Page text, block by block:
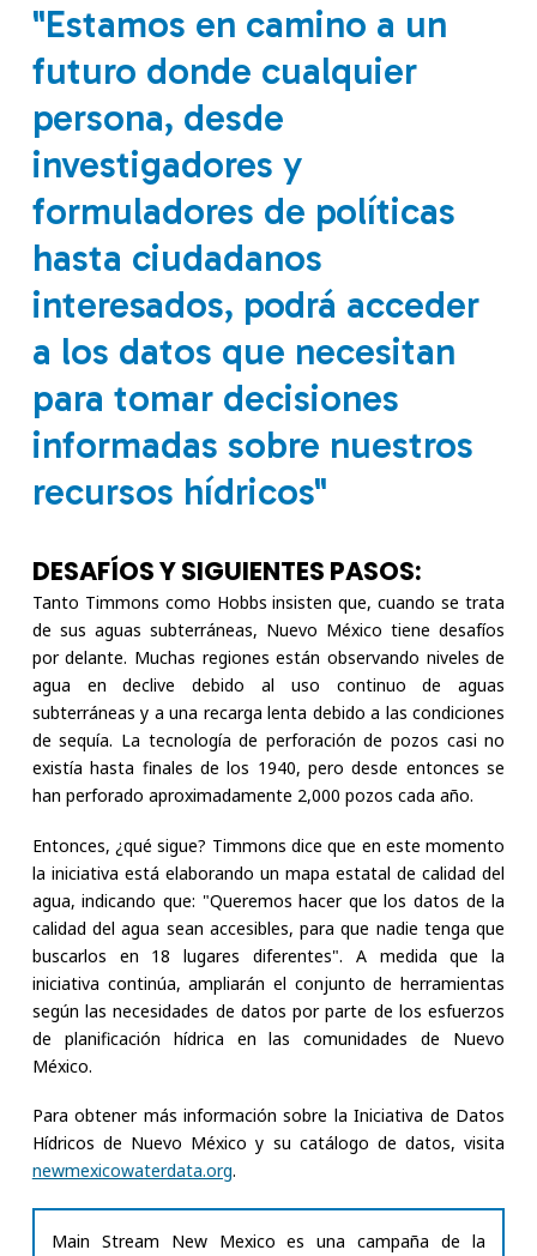
"Estamos en camino a un
futuro donde cualquier
persona, desde
investigadores y
formuladores de políticas
hasta ciudadanos
interesados, podrá acceder
a los datos que necesitan
para tomar decisiones
informadas sobre nuestros
recursos hídricos"
DESAFÍOS Y SIGUIENTES PASOS:
Tanto Timmons como Hobbs insisten que, cuando se trata
de sus aguas subterráneas, Nuevo México tiene desafíos
por delante. Muchas regiones están observando niveles de
agua en declive debido al uso continuo de aguas
subterráneas y a una recarga lenta debido a las condiciones
de sequía. La tecnología de perforación de pozos casi no
existía hasta finales de los 1940, pero desde entonces se
han perforado aproximadamente 2,000 pozos cada año.
Entonces, ¿qué sigue? Timmons dice que en este momento
la iniciativa está elaborando un mapa estatal de calidad del
agua, indicando que: "Queremos hacer que los datos de la
calidad del agua sean accesibles, para que nadie tenga que
buscarlos en 18 lugares diferentes". A medida que la
iniciativa continúa, ampliarán el conjunto de herramientas
según las necesidades de datos por parte de los esfuerzos
de planificación hídrica en las comunidades de Nuevo
México.
Para obtener más información sobre la Iniciativa de Datos
Hídricos de Nuevo México y su catálogo de datos, visita
newmexicowaterdata.org.
Main Stream New Mexico es una campaña de la